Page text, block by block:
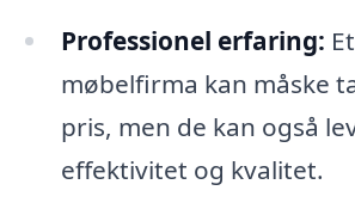
Professionel erfaring:
møbelfirma kan måske
pris, men de kan også
effektivitet og kvalitet.